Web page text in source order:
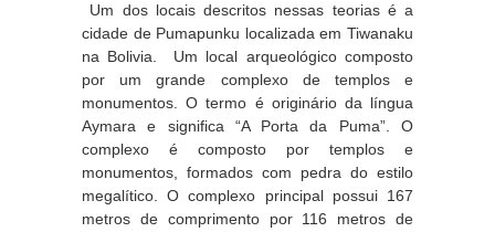
Um dos locais descritos nessas teorias é a
cidade de Pumapunku localizada em Tiwanaku
na Bolivia. Um local arqueológico composto
por um grande complexo de templos e
monumentos. O termo é originário da língua
Aymara e significa “A Porta da Puma”. O
complexo é composto por templos e
monumentos, formados com pedra do estilo
megalítico. O complexo principal possui 167
metros de comprimento por 116 metros de